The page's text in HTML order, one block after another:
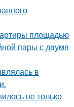
площадью
пары с двумя
в
не только